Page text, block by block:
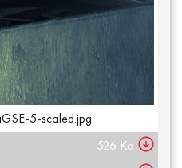
5-scaled.jpg
526 Ko